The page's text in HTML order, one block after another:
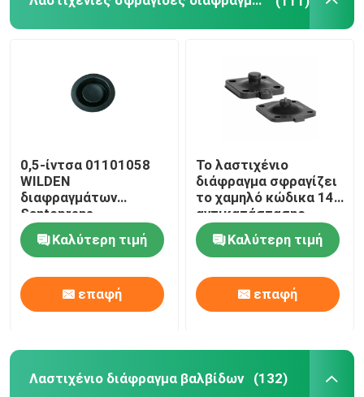
Προϊόντα πολυουρεθανίου
Βιομηχανική βαλβίδα παλμού
0,5-ίντσα 01101058
WILDEN
διαφραγμάτων
Santoprene
λαστιχένια στρόφια
διαφραγμάτων
διαφραγμάτων μαύρα
λαστιχένια
Καλύτερη τιμή
επαφή
Το λαστιχένιο
διάφραγμα σφραγίζει
το χαμηλό κώδικα 14
αντικατάστασης
διαφραγμάτων
διαπερατότητας
αερίου EPDM
Καλύτερη τιμή
επαφή
Λαστιχένιο διάφραγμα βαλβίδων (132)